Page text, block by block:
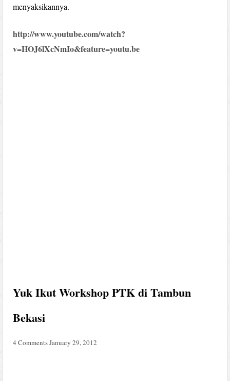
menyaksikannya.
http://www.youtube.com/watch?
v=HOJ6lXcNmIo&feature=youtu.be
Yuk Ikut Workshop PTK di Tambun
Bekasi
4 CommentsJanuary 29, 2012